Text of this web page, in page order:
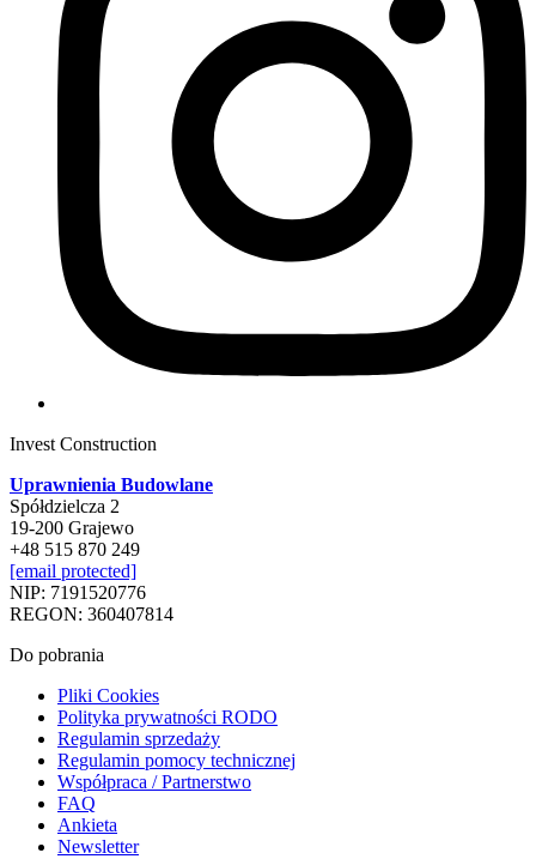
Invest Construction
Uprawnienia Budowlane
Spółdzielcza 2
19-200 Grajewo
+48 515 870 249
[email protected]
NIP: 7191520776
REGON: 360407814
Do pobrania
Pliki Cookies
Polityka prywatności RODO
Regulamin sprzedaży
Regulamin pomocy technicznej
Współpraca / Partnerstwo
FAQ
Ankieta
Newsletter